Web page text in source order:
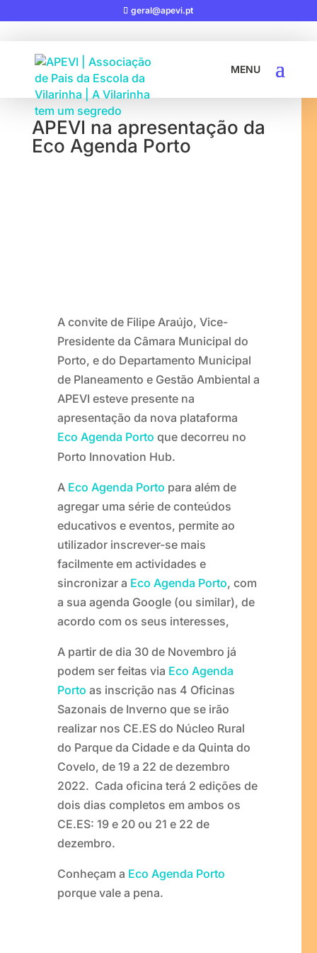
geral@apevi.pt
29-11-2022 | OUTROS
APEVI na apresentação da
Eco Agenda Porto
A convite de Filipe Araújo, Vice-
Presidente da Câmara Municipal do
Porto, e do Departamento Municipal
de Planeamento e Gestão Ambiental a
APEVI esteve presente na
apresentação da nova plataforma
Eco Agenda Porto que decorreu no
Porto Innovation Hub.
A Eco Agenda Porto para além de
agregar uma série de conteúdos
educativos e eventos, permite ao
utilizador inscrever-se mais
facilmente em actividades e
sincronizar a Eco Agenda Porto, com
a sua agenda Google (ou similar), de
acordo com os seus interesses,
A partir de dia 30 de Novembro já
podem ser feitas via Eco Agenda
Porto as inscrição nas 4 Oficinas
Sazonais de Inverno que se irão
realizar nos CE.ES do Núcleo Rural
do Parque da Cidade e da Quinta do
Covelo, de 19 a 22 de dezembro
2022. Cada oficina terá 2 edições de
dois dias completos em ambos os
CE.ES: 19 e 20 ou 21 e 22 de
dezembro.
Conheçam a Eco Agenda Porto
porque vale a pena.